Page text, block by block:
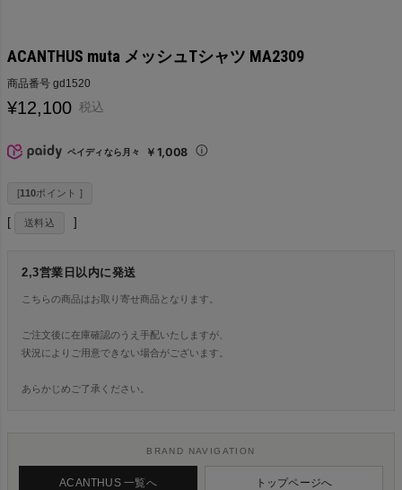
ACANTHUS muta メッシュTシャツ MA2309
商品番号 gd1520
¥12,100 税込
ペイディなら月々 ￥1,008
[110ポイント ]
送料込
2,3営業日以内に発送
こちらの商品はお取り寄せ商品となります。
ご注文後に在庫確認のうえ手配いたしますが、
状況によりご用意できない場合がございます。
あらかじめご了承ください。
BRAND NAVIGATION
ACANTHUS 一覧へ トップページへ